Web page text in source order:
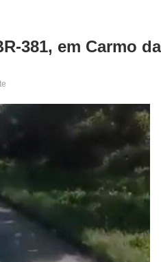
381, em Carmo da